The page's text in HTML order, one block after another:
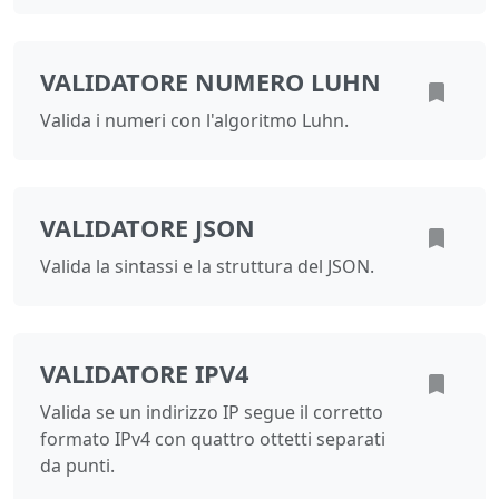
VALIDATORE NUMERO LUHN
Valida i numeri con l'algoritmo Luhn.
VALIDATORE JSON
Valida la sintassi e la struttura del JSON.
VALIDATORE IPV4
Valida se un indirizzo IP segue il corretto
formato IPv4 con quattro ottetti separati
da punti.